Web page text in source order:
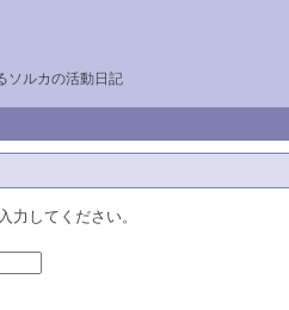
ソルカの活動日記
力してください。